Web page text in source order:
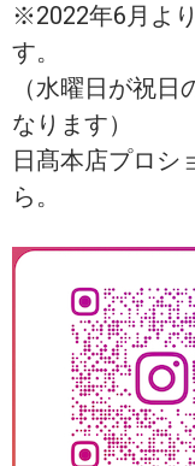
※2022年6月よ
す。
（水曜日が祝
なります）
日髙本店プロシ
ら。